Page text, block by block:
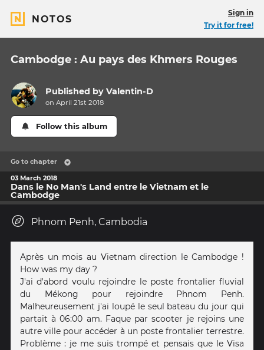
NOTOS
Sign in
Try it for free!
Cambodge : Au pays des Khmers Rouges
Published byValentin-D
on April 21st 2018
Follow this album
Go to chapter
03 March 2018
Dans le No Man's Land entre le Vietnam et le
Cambodge
Phnom Penh, Cambodia
Après un mois au Vietnam direction le Cambodge !
How was my day ?
J'ai d'abord voulu rejoindre le poste frontalier fluvial
du Mékong pour rejoindre Phnom Penh.
Malheureusement j'ai loupé le seul bateau du jour qui
partait à 06:00 am. Faque par scooter je rejoins une
autre ville pour accéder à un poste frontalier terrestre.
Problème : je me suis trompé et pensais que le Visa